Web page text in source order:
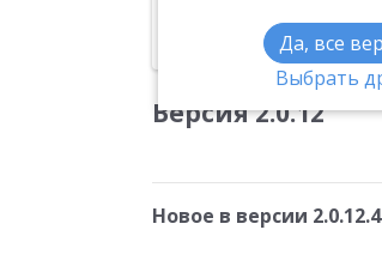
Да, все
Выбрать
Эта новость
Версия 2.0.12
Новое в версии 2.0.12.4